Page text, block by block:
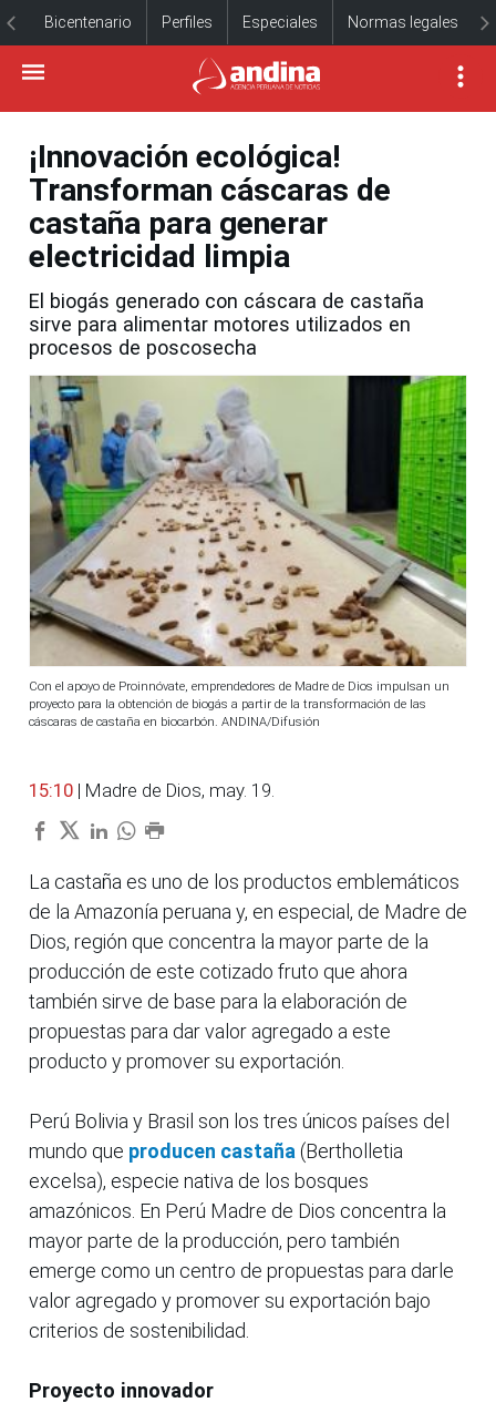
Bicentenario Perfiles Especiales Normas legales
¡Innovación ecológica!
Transforman cáscaras de
castaña para generar
electricidad limpia
El biogás generado con cáscara de castaña
sirve para alimentar motores utilizados en
procesos de poscosecha
Con el apoyo de Proinnóvate, emprendedores de Madre de Dios impulsan un
proyecto para la obtención de biogás a partir de la transformación de las
cáscaras de castaña en biocarbón. ANDINA/Difusión
15:10 | Madre de Dios, may. 19.
La castaña es uno de los productos emblemáticos
de la Amazonía peruana y, en especial, de Madre de
Dios, región que concentra la mayor parte de la
producción de este cotizado fruto que ahora
también sirve de base para la elaboración de
propuestas para dar valor agregado a este
producto y promover su exportación.
Perú Bolivia y Brasil son los tres únicos países del
mundo que producen castaña (Bertholletia
excelsa), especie nativa de los bosques
amazónicos. En Perú Madre de Dios concentra la
mayor parte de la producción, pero también
emerge como un centro de propuestas para darle
valor agregado y promover su exportación bajo
criterios de sostenibilidad.
Proyecto innovador